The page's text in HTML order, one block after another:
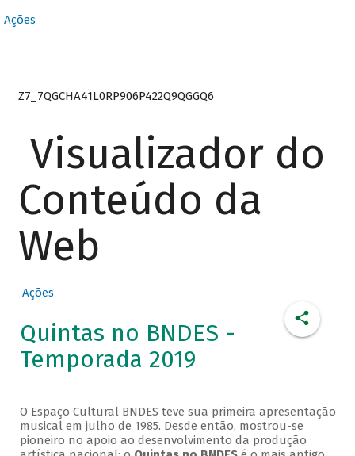
Ações
Z7_7QGCHA41L0RP906P422Q9QGGQ6
Visualizador do
Conteúdo da
Web
Ações
Quintas no BNDES -
Temporada 2019
O Espaço Cultural BNDES teve sua primeira apresentação
musical em julho de 1985. Desde então, mostrou-se
pioneiro no apoio ao desenvolvimento da produção